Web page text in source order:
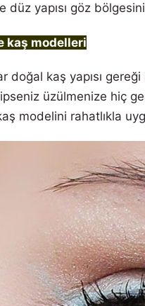
düz yapısı göz
kaş modelleri
doğal kaş yapısı
üzülmenize hiç
modelini rahatlıkla